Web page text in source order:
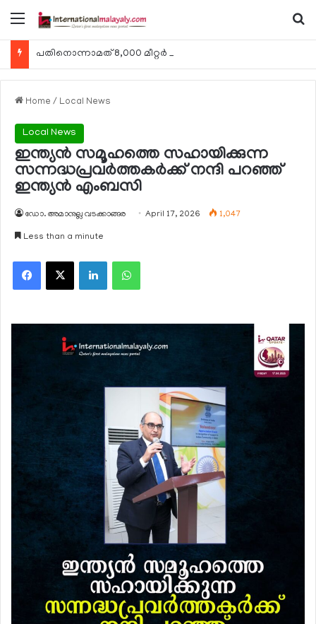
Menu
Home / Local News
Local News
ഇന്ത്യന്‍ സമൂഹത്തെ സഹായിക്കുന്ന
സന്നദ്ധപ്രവര്‍ത്തകര്‍ക്ക് നന്ദി പറഞ്ഞ്
ഇന്ത്യന്‍ എംബസി
ഡോ. അമാനുല്ല വടക്കാങ്ങര April 17, 2026 1,047
Less than a minute
Facebook
X LinkedInWhatsApp